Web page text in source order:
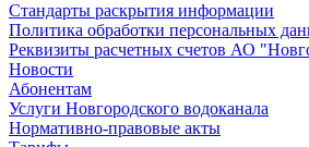
Стандарты раскрытия информации
Политика обработки персональных
Реквизиты расчетных счетов АО
Новости
Абонентам
Услуги Новгородского водоканала
Нормативно-правовые акты